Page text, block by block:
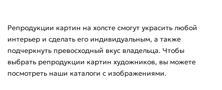
Репродукции картин на холсте смогут украсить любой
интерьер и сделать его индивидуальным, а также
подчеркнуть превосходный вкус владельца. Чтобы
выбрать репродукции картин художников, вы можете
посмотреть наши каталоги с изображениями.